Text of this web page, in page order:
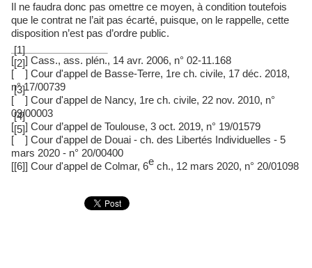
Il ne faudra donc pas omettre ce moyen, à condition toutefois
que le contrat ne l’ait pas écarté, puisque, on le rappelle, cette
disposition n’est pas d’ordre public.
[
[1]
] Cass., ass. plén., 14 avr. 2006, n° 02-11.168
[
[2]
] Cour d'appel de Basse‐Terre, 1re ch. civile, 17 déc. 2018,
n° 17/00739
[
[3]
] Cour d'appel de Nancy, 1re ch. civile, 22 nov. 2010, n°
09/00003
[
[4]
] Cour d’appel de Toulouse, 3 oct. 2019, n° 19/01579
[
[5]
] Cour d'appel de Douai - ch. des Libertés Individuelles - 5
mars 2020 - n° 20/00400
[[6]] Cour d'appel de Colmar, 6e ch., 12 mars 2020, n° 20/01098